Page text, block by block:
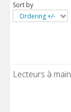
Sort by
Ordering +/-
Lecteurs à main